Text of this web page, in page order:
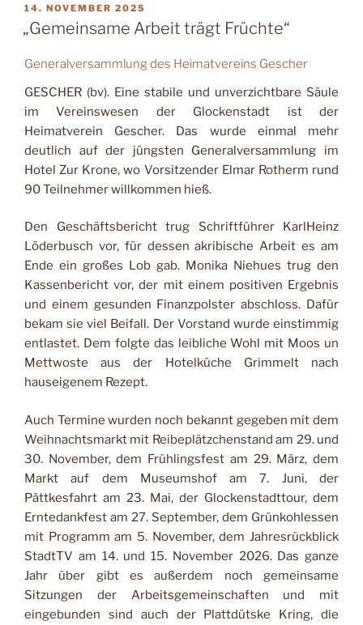
VERÖFFENTLICHT
AM
14. NOVEMBER 2025
„Gemeinsame Arbeit trägt Früchte“
Generalversammlung des Heimatvereins Gescher
GESCHER (bv). Eine stabile und unverzichtbare Säule
im Vereinswesen der Glockenstadt ist der
Heimatverein Gescher. Das wurde einmal mehr
deutlich auf der jüngsten Generalversammlung im
Hotel Zur Krone, wo Vorsitzender Elmar Rotherm rund
90 Teilnehmer willkommen hieß.
Den Geschäftsbericht trug Schriftführer KarlHeinz
Löderbusch vor, für dessen akribische Arbeit es am
Ende ein großes Lob gab. Monika Niehues trug den
Kassenbericht vor, der mit einem positiven Ergebnis
und einem gesunden Finanzpolster abschloss. Dafür
bekam sie viel Beifall. Der Vorstand wurde einstimmig
entlastet. Dem folgte das leibliche Wohl mit Moos un
Mettwoste aus der Hotelküche Grimmelt nach
hauseigenem Rezept.
Auch Termine wurden noch bekannt gegeben mit dem
Weihnachtsmarkt mit Reibeplätzchenstand am 29. und
30. November, dem Frühlingsfest am 29. März, dem
Markt auf dem Museumshof am 7. Juni, der
Pättkesfahrt am 23. Mai, der Glockenstadttour, dem
Erntedankfest am 27. September, dem Grünkohlessen
mit Programm am 5. November, dem Jahresrückblick
StadtTV am 14. und 15. November 2026. Das ganze
Jahr über gibt es außerdem noch gemeinsame
Sitzungen der Arbeitsgemeinschaften und mit
eingebunden sind auch der Plattdütske Kring, die